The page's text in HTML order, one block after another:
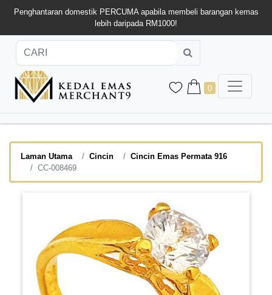
Penghantaran domestik PERCUMA apabila membeli barangan kemas
lebih daripada RM1000!
0
Laman Utama Cincin
Cincin Emas Permata 916
CC-008469